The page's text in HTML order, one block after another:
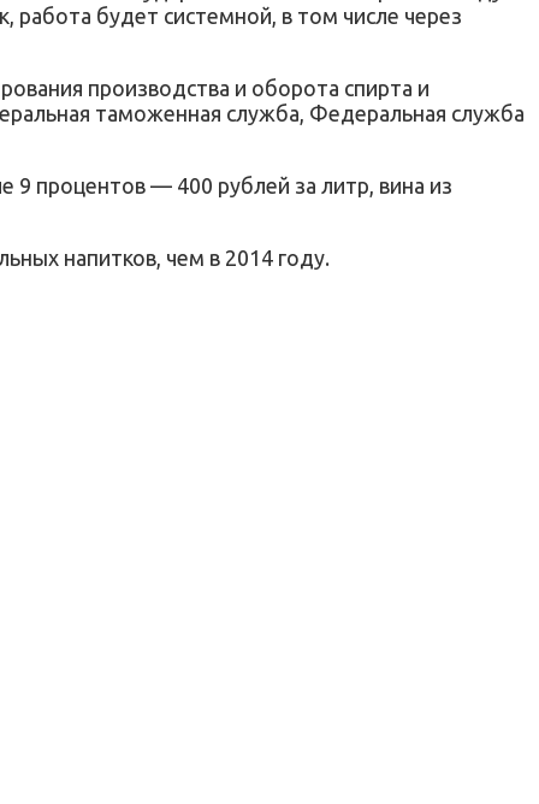
работа будет системной, в том числе через
производства и оборота спирта и
таможенная служба, Федеральная служба
9 процентов — 400 рублей за литр, вина из
напитков, чем в 2014 году.